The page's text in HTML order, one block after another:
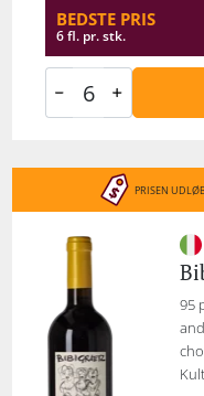
BEDSTE PRIS
6 fl. pr. stk.
PRISEN
95